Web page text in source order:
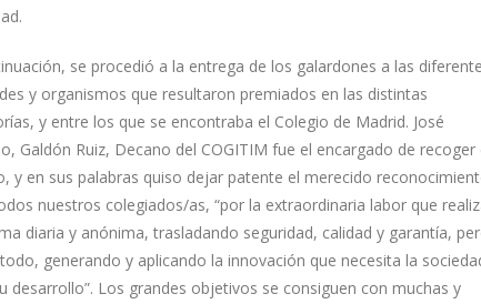
se procedió a la entrega de los galardones a las
y organismos que resultaron premiados en las distintas
y entre los que se encontraba el Colegio de Madrid. José
Galdón Ruiz, Decano del COGITIM fue el encargado de recoger
y en sus palabras quiso dejar patente el merecido
nuestros colegiados/as, “por la extraordinaria labor que
diaria y anónima, trasladando seguridad, calidad y garantía,
generando y aplicando la innovación que necesita la
desarrollo”. Los grandes objetivos se consiguen con muchas y